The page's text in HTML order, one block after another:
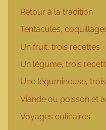
Retour à la tradition
Tentacules,
Un fruit, trois recettes
Un légume, trois
Une légumineuse,
Viande ou poisson et
Voyages culinaires